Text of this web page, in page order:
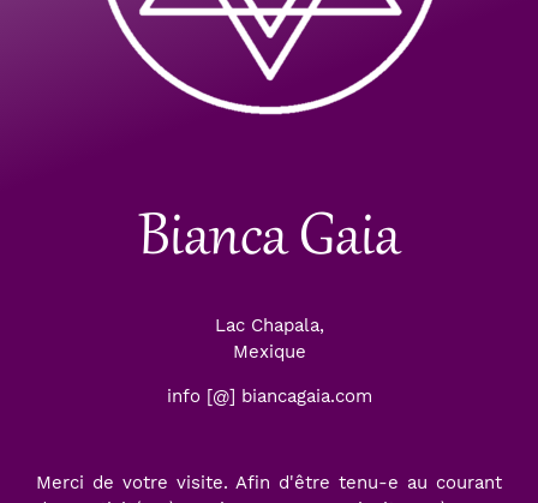
Bianca Gaia
Lac Chapala,
Mexique
info [@] biancagaia.com
Merci de votre visite. Afin d'être tenu-e au courant